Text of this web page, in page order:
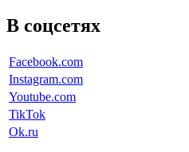
В соцсетях
Facebook.com
Instagram.com
Youtube.com
TikTok
Ok.ru